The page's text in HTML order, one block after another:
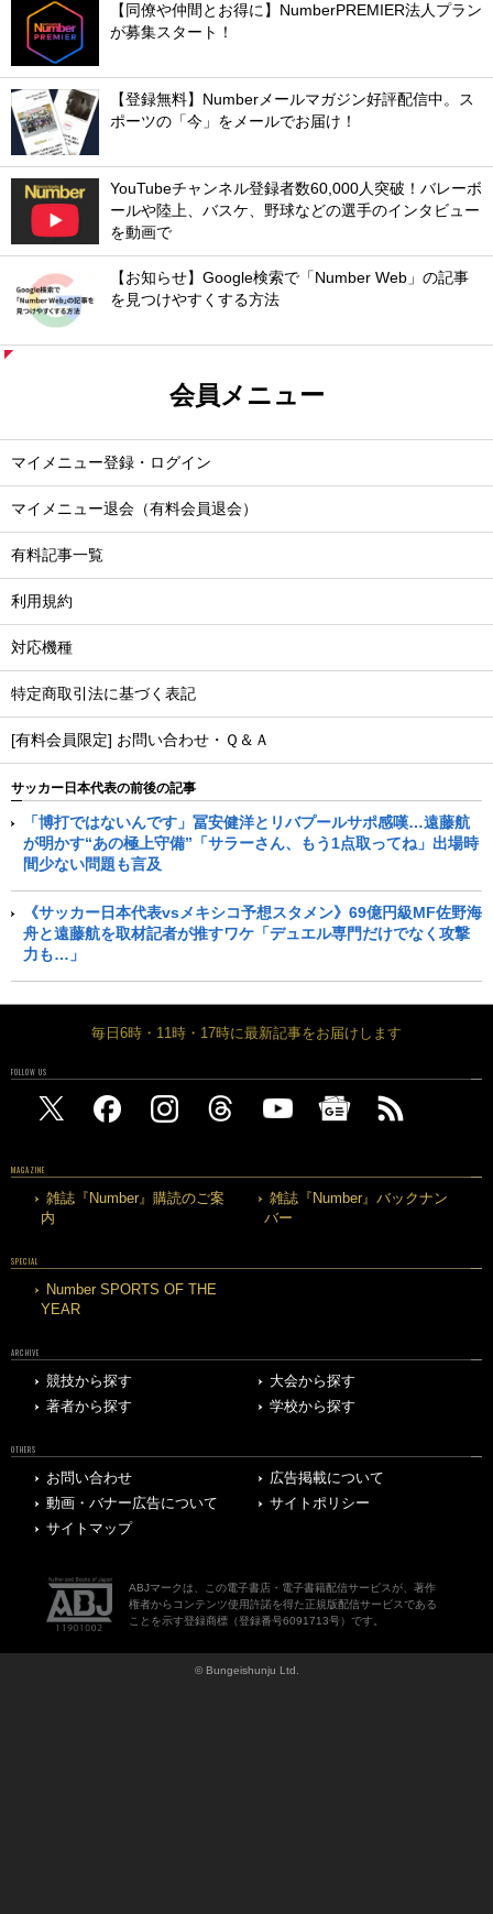
【同僚や仲間とお得に】NumberPREMIER法人プラン
が募集スタート！
【登録無料】Numberメールマガジン好評配信中。ス
ポーツの「今」をメールでお届け！
YouTubeチャンネル登録者数60,000人突破！バレーボ
ールや陸上、バスケ、野球などの選手のインタビュー
を動画で
【お知らせ】Google検索で「Number Web」の記事
を見つけやすくする方法
会員メニュー
マイメニュー登録・ログイン
マイメニュー退会（有料会員退会）
有料記事一覧
利用規約
対応機種
特定商取引法に基づく表記
[有料会員限定] お問い合わせ・Ｑ＆Ａ
サッカー日本代表の前後の記事
「博打ではないんです」冨安健洋とリバプールサポ感嘆…遠藤航
が明かす“あの極上守備”「サラーさん、もう1点取ってね」出場時
間少ない問題も言及
《サッカー日本代表vsメキシコ予想スタメン》69億円級MF佐野海
舟と遠藤航を取材記者が推すワケ「デュエル専門だけでなく攻撃
力も…」
毎日6時・11時・17時に最新記事をお届けします
FOLLOW US
MAGAZINE
雑誌『Number』購読のご案
内
雑誌『Number』バックナン
バー
SPECIAL
Number SPORTS OF THE
YEAR
ARCHIVE
競技から探す
大会から探す
著者から探す
学校から探す
OTHERS
お問い合わせ
広告掲載について
動画・バナー広告について
サイトポリシー
サイトマップ
ABJマークは、この電子書店・電子書籍配信サービスが、著作
権者からコンテンツ使用許諾を得た正規版配信サービスである
ことを示す登録商標（登録番号6091713号）です。
© Bungeishunju Ltd.